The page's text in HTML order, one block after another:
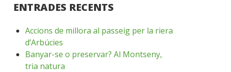
ENTRADES RECENTS
Accions de millora al passeig per la riera
d’Arbúcies
Banyar-se o preservar? Al Montseny,
tria natura